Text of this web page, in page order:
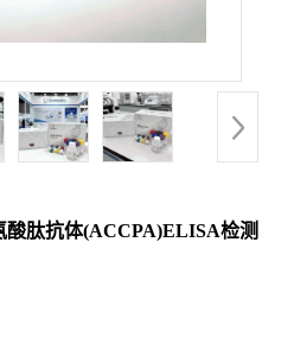
酸肽抗体(ACCPA)ELISA检测